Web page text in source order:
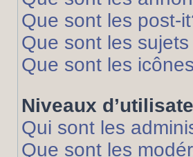
Que sont les post-
Que sont les
Que sont les
Niveaux
Qui sont les
Que sont les